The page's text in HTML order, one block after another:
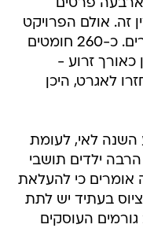
רק על ארבעה פרטים
זה. אולם הפרויקט
באוז-אגרט אינו עוסק רק בציפורים. כ-260 חומטים
זרוע -
לאגרט, היכן
השנה לאי, לעומת
2006, מתוכם הרבה ילדים תושבי
אומרים כי להעלאת
בעתיד יש לתת
העוסקים